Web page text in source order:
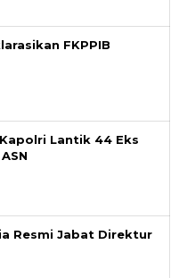
FKPPIB
Lantik 44 Eks
Resmi Jabat Direktur